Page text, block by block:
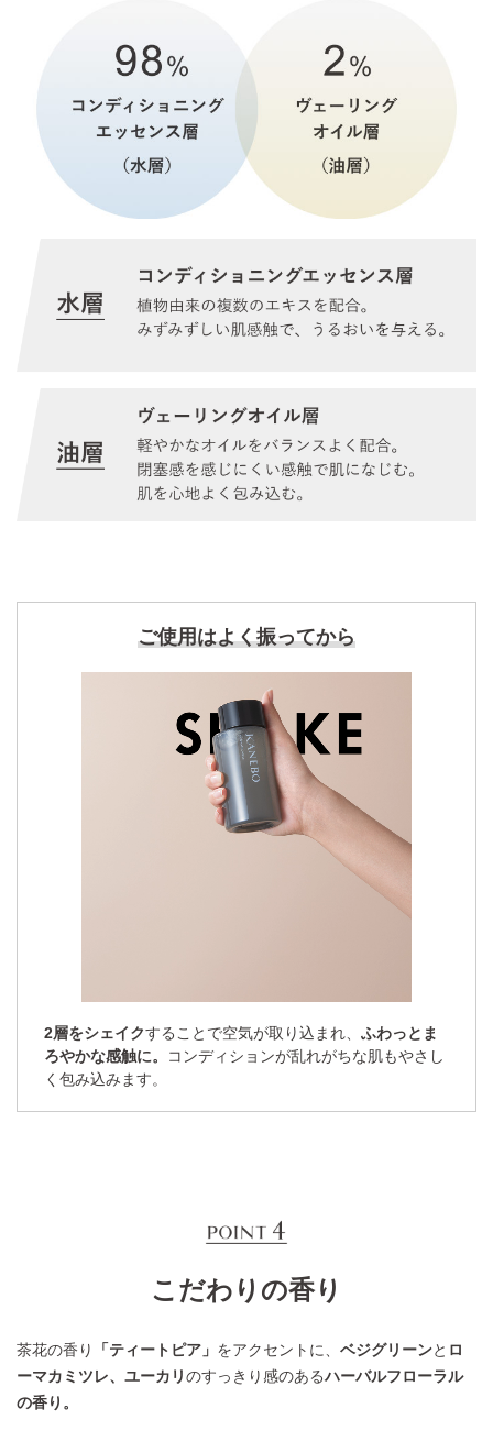
ご使用はよく振ってから
2層をシェイクすることで空気が取り込まれ、 ふわっとま
ろやかな感触に。
コンディションが乱れがちな肌もやさし
く包み込みます。
こだわりの香り
茶花の香り 「ティートピア」 をアクセントに、 ベジグリーンと ロ
ーマカミツレ、ユーカリのすっきり感のあるハーバルフローラル
の香り。